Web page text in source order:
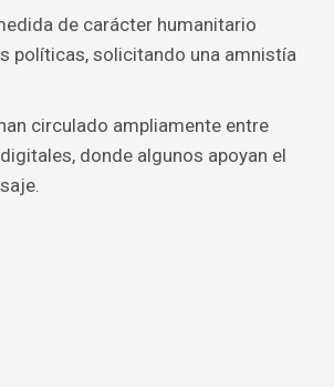
de carácter humanitario
políticas, solicitando una amnistía
circulado ampliamente entre
donde algunos apoyan el